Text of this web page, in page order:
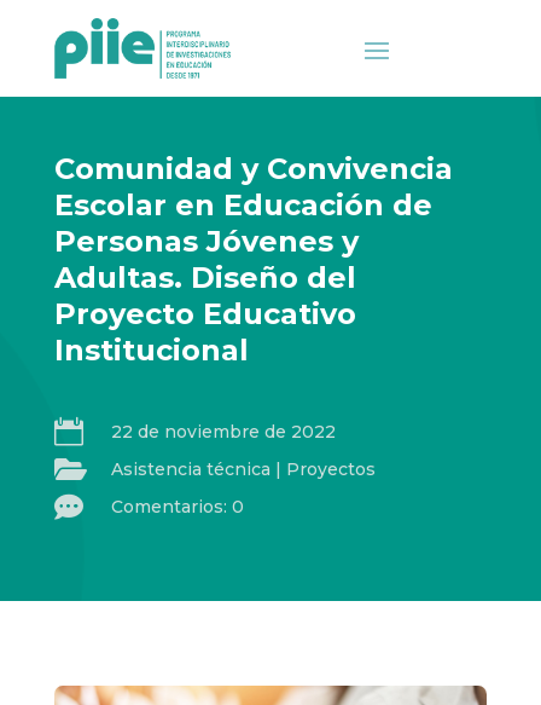
Comunidad y Convivencia
Escolar en Educación de
Personas Jóvenes y
Adultas. Diseño del
Proyecto Educativo
Institucional
 22 de noviembre de 2022
 Asistencia técnica | Proyectos
 Comentarios: 0